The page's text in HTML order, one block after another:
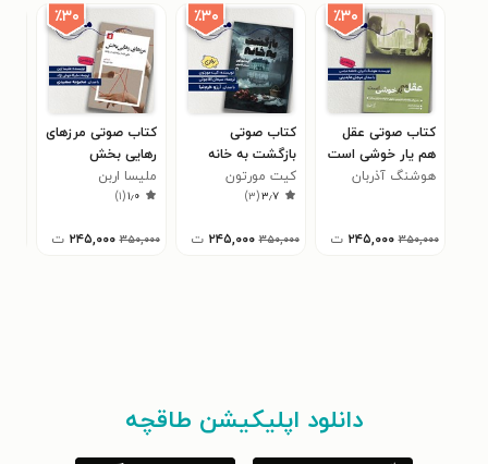
٪۳۰
کتاب صوتی عقل
هم یار خوشی است
هوشنگ آذربان
۳۵۰,۰۰۰ ۲۴۵,۰۰۰ ت
٪۳۰
کتاب صوتی
بازگشت به خانه
کیت مورتون
۳٫۷(۳)
۳۵۰,۰۰۰ ۲۴۵,۰۰۰ ت
٪۳۰
کتاب صوتی مرزهای
رهایی بخش
ملیسا اربن
۱٫۰(۱)
۳۵۰,۰۰۰ ۲۴۵,۰۰۰ ت
دانلود اپلیکیشن طاقچه